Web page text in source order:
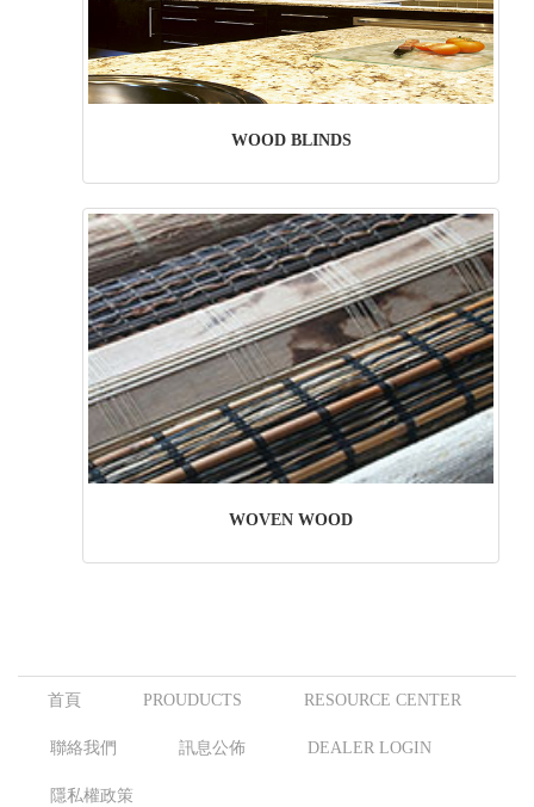
WOOD BLINDS
WOVEN WOOD
首頁 PROUDUCTS RESOURCE CENTER
聯絡我們 訊息公佈 DEALER LOGIN
隱私權政策